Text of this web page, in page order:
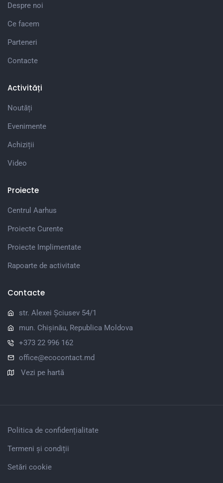
Despre noi
Ce facem
Parteneri
Contacte
Activități
Noutăți
Evenimente
Achiziții
Video
Proiecte
Centrul Aarhus
Proiecte Curente
Proiecte Implimentate
Rapoarte de activitate
Contacte
str. Alexei Șciusev 54/1
mun. Chișinău, Republica Moldova
+373 22 996 162
office@ecocontact.md
Vezi pe hartă
Politica de confidențialitate
Termeni și condiții
Setări cookie